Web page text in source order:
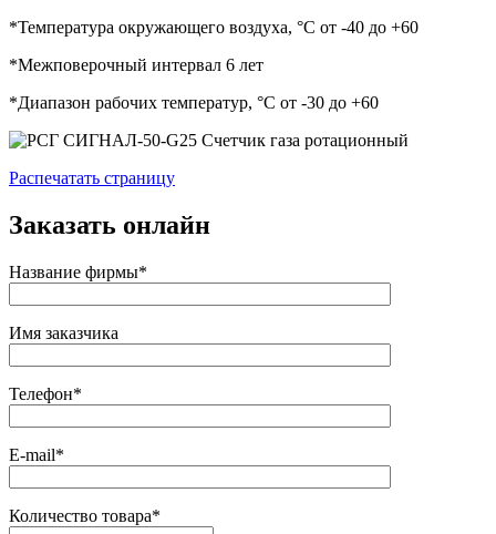
*Температура окружающего воздуха, °С от -40 до +60
*Межповерочный интервал 6 лет
*Диапазон рабочих температур, °С от -30 до +60
Распечатать страницу
Заказать онлайн
Название фирмы*
Имя заказчика
Телефон*
E-mail*
Количество товара*